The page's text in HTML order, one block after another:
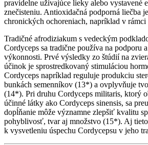
pravidelne užívajúce lieky alebo vystavené
znečisteniu. Antioxidačná podporná liečba
chronických ochoreniach, napríklad v
Tradičné afrodiziakum s vedeckým
Cordyceps sa tradične používa na podporu
výkonnosti. Prvé výsledky zo štúdií na
účinok je sprostredkovaný stimuláciou
Cordyceps napríklad reguluje produkciu
bunkách semenníkov (13*) a ovplyvňuje
(14*). Pri druhu Cordyceps militaris, ktorý
účinné látky ako Cordyceps sinensis, sa
dopĺňanie môže významne zlepšiť kvalitu
pohyblivosť, tvar aj množstvo (15*). Aj
k vysvetleniu úspechu Cordycepsu v jeho